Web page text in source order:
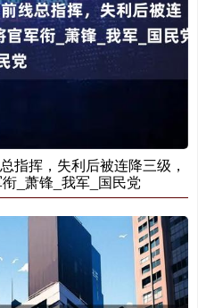
指挥，失利后被连降三级，
_萧锋_我军_国民党